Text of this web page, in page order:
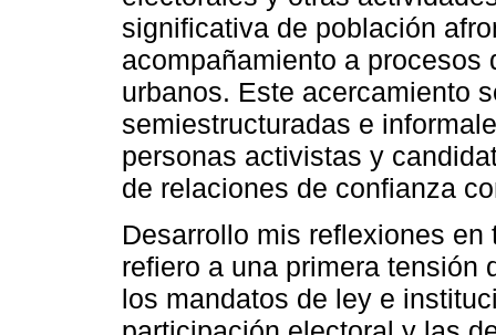
significativa de población
acompañamiento a
urbanos. Este acercamiento
semiestructuradas e
personas activistas y
de relaciones de confianza
Desarrollo mis reflexiones
refiero a una primera tensión
los mandatos de ley e